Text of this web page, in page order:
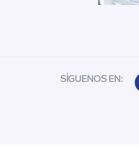
SÍGUENOS EN: